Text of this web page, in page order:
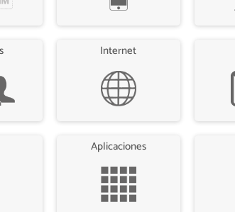
Internet
Aplicaciones